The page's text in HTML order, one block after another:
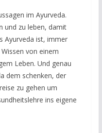
im Ayurveda.
und zu leben, damit
Ayurveda ist, immer
von einem
Leben. Und genau
dem schenken, der
zu gehen um
ins eigene